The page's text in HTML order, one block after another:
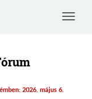
Toggle
2026. május 6.